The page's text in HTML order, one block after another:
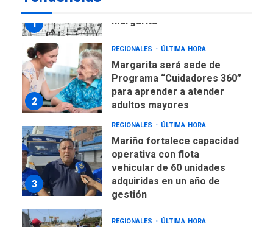
1
Margarita
2
REGIONALES ÚLTIMA HORA
Margarita será sede de
Programa “Cuidadores 360”
para aprender a atender
adultos mayores
3
REGIONALES ÚLTIMA HORA
Mariño fortalece capacidad
operativa con flota
vehicular de 60 unidades
adquiridas en un año de
gestión
REGIONALES ÚLTIMA HORA